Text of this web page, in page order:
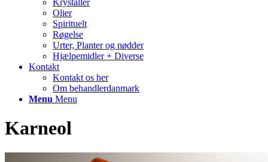
Krystaller
Olier
Spirituelt
Røgelse
Urter, Planter og nødder
Hjælpemidler + Diverse
Kontakt
Kontakt os her
Om behandlerdanmark
Menu Menu
Karneol